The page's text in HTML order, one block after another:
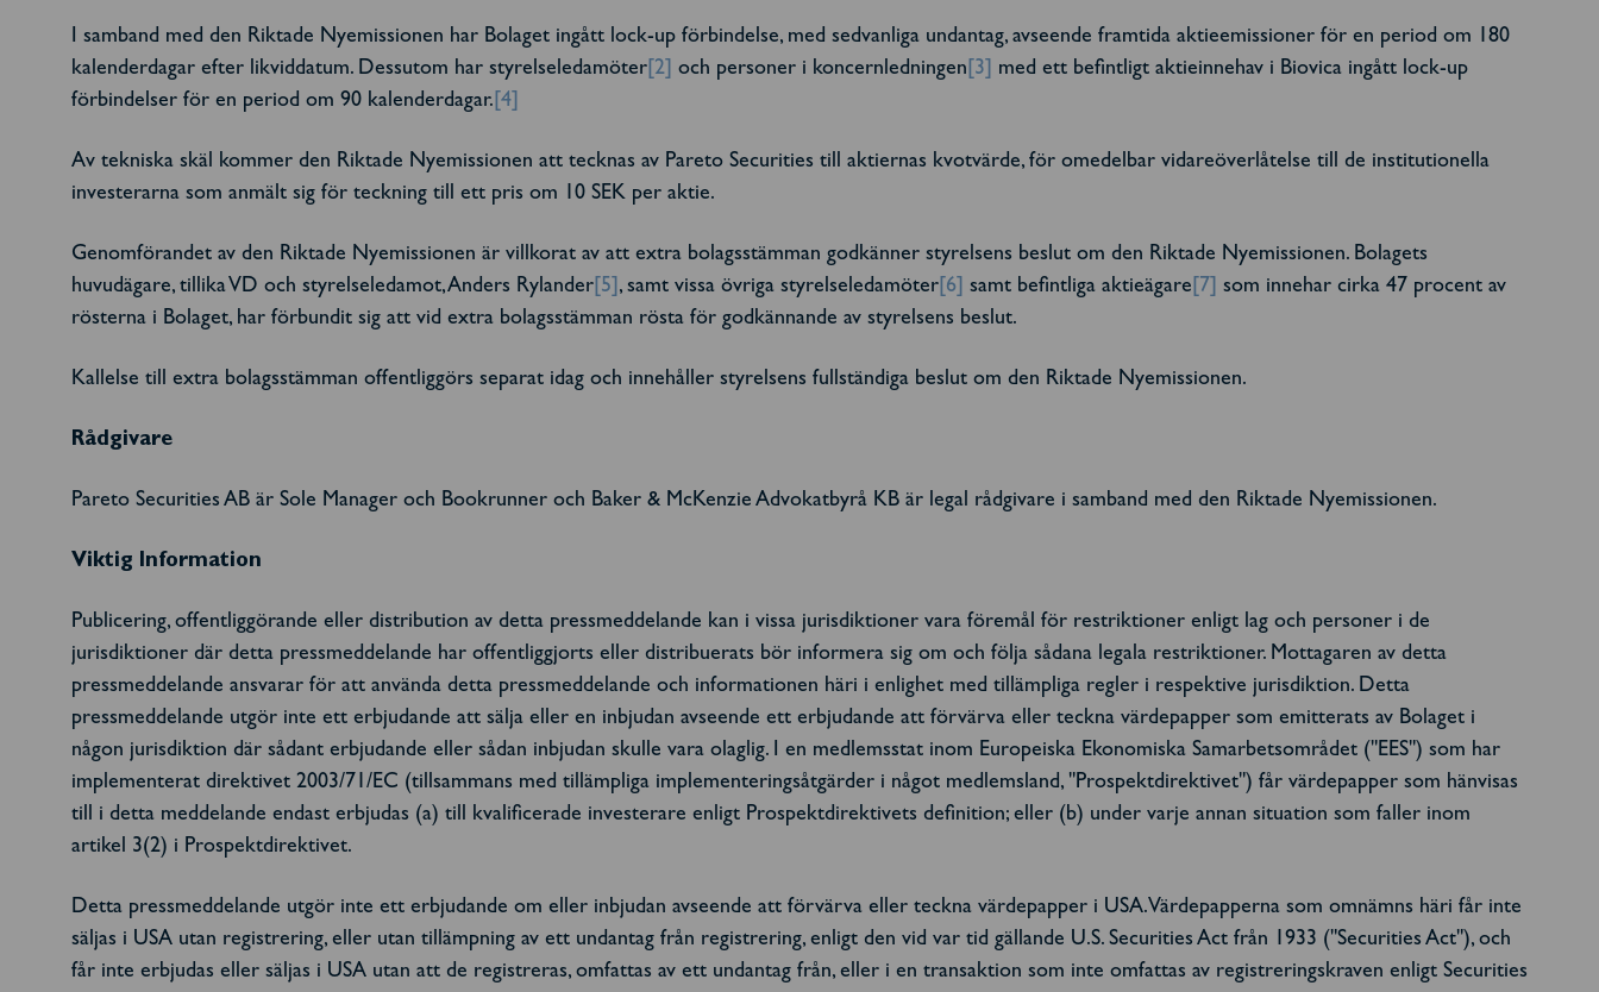
I samband med den Riktade Nyemissionen har Bolaget ingått lock-up förbindelse, med sedvanliga undantag, avseende framtida aktieemissioner för en period om 180
kalenderdagar efter likviddatum. Dessutom har styrelseledamöter [2] och personer i koncernledningen [3]
med ett befintligt aktieinnehav i Biovica ingått lock-up
förbindelser för en period om 90 kalenderdagar. [4]
Av tekniska skäl kommer den Riktade Nyemissionen att tecknas av Pareto Securities till aktiernas kvotvärde, för omedelbar vidareöverlåtelse till de institutionella
investerarna som anmält sig för teckning till ett pris om 10 SEK per aktie.
Genomförandet av den Riktade Nyemissionen är villkorat av att extra bolagsstämman godkänner styrelsens beslut om den Riktade Nyemissionen. Bolagets
huvudägare, tillika VD och styrelseledamot, Anders Rylander [5] , samt vissa övriga styrelseledamöter [6] samt befintliga aktieägare [7]
som innehar cirka 47 procent av
rösterna i Bolaget, har förbundit sig att vid extra bolagsstämman rösta för godkännande av styrelsens beslut.
Kallelse till extra bolagsstämman offentliggörs separat idag och innehåller styrelsens fullständiga beslut om den Riktade Nyemissionen.
Rådgivare
Pareto Securities AB är Sole Manager och Bookrunner och Baker & McKenzie Advokatbyrå KB är legal rådgivare i samband med den Riktade Nyemissionen.
Viktig Information
Publicering, offentliggörande eller distribution av detta pressmeddelande kan i vissa jurisdiktioner vara föremål för restriktioner enligt lag och personer i de
jurisdiktioner där detta pressmeddelande har offentliggjorts eller distribuerats bör informera sig om och följa sådana legala restriktioner. Mottagaren av detta
pressmeddelande ansvarar för att använda detta pressmeddelande och informationen häri i enlighet med tillämpliga regler i respektive jurisdiktion. Detta
pressmeddelande utgör inte ett erbjudande att sälja eller en inbjudan avseende ett erbjudande att förvärva eller teckna värdepapper som emitterats av Bolaget i
någon jurisdiktion där sådant erbjudande eller sådan inbjudan skulle vara olaglig. I en medlemsstat inom Europeiska Ekonomiska Samarbetsområdet ("EES") som har
implementerat direktivet 2003/71/EC (tillsammans med tillämpliga implementeringsåtgärder i något medlemsland, "Prospektdirektivet") får värdepapper som hänvisas
till i detta meddelande endast erbjudas (a) till kvalificerade investerare enligt Prospektdirektivets definition; eller (b) under varje annan situation som faller inom
artikel 3(2) i Prospektdirektivet.
Detta pressmeddelande utgör inte ett erbjudande om eller inbjudan avseende att förvärva eller teckna värdepapper i USA. Värdepapperna som omnämns häri får inte
säljas i USA utan registrering, eller utan tillämpning av ett undantag från registrering, enligt den vid var tid gällande U.S. Securities Act från 1933 ("Securities Act"), och
får inte erbjudas eller säljas i USA utan att de registreras, omfattas av ett undantag från, eller i en transaktion som inte omfattas av registreringskraven enligt Securities